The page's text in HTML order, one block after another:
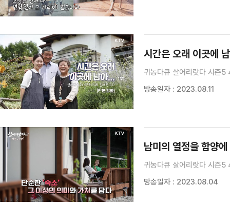
시간은 오래 이곳에
귀농다큐 살어리랏다 시즌
방송일자 : 2023.08.11
남미의 열정을 함양
귀농다큐 살어리랏다 시즌5
방송일자 : 2023.08.04